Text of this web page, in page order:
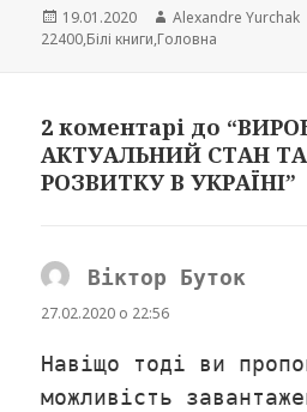
Опубліковано
19.01.2020 Автор
Alexandre Yurchak
22400,Білі книги,Головна
2 коментарі до
АКТУАЛЬНИЙ СТАН
РОЗВИТКУ В УКРАЇНІ”
Віктор Буток
27.02.2020 о 22:56
Навіщо тоді ви
можливість